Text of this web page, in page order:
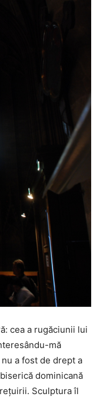
cea a rugăciunii lui
mă
a fost de drept a
dominicană
Sculptura îl